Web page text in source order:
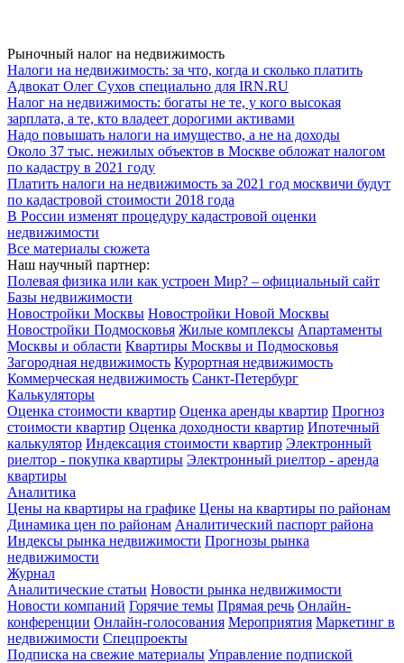
Рыночный налог на недвижимость
Налоги на недвижимость: за что, когда и сколько платить
Адвокат Олег Сухов специально для IRN.RU
Налог на недвижимость: богаты не те, у кого высокая
зарплата, а те, кто владеет дорогими активами
Надо повышать налоги на имущество, а не на доходы
Около 37 тыс. нежилых объектов в Москве обложат налогом
по кадастру в 2021 году
Платить налоги на недвижимость за 2021 год москвичи будут
по кадастровой стоимости 2018 года
В России изменят процедуру кадастровой оценки
недвижимости
Все материалы сюжета
Наш научный партнер:
Полевая физика или как устроен Мир? – официальный сайт
Базы недвижимости
Новостройки Москвы Новостройки Новой Москвы
Новостройки Подмосковья Жилые комплексы Апартаменты
Москвы и области Квартиры Москвы и Подмосковья
Загородная недвижимость Курортная недвижимость
Коммерческая недвижимость Санкт-Петербург
Калькуляторы
Оценка стоимости квартир Оценка аренды квартир Прогноз
стоимости квартир Оценка доходности квартир Ипотечный
калькулятор Индексация стоимости квартир Электронный
риелтор - покупка квартиры Электронный риелтор - аренда
квартиры
Аналитика
Цены на квартиры на графике Цены на квартиры по районам
Динамика цен по районам Аналитический паспорт района
Индексы рынка недвижимости Прогнозы рынка
недвижимости
Журнал
Аналитические статьи Новости рынка недвижимости
Новости компаний Горячие темы Прямая речь Онлайн-
конференции Онлайн-голосования Мероприятия Маркетинг в
недвижимости Спецпроекты
Подписка на свежие материалы Управление подпиской